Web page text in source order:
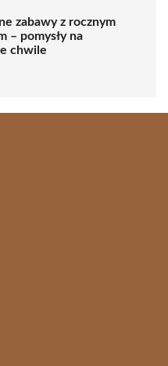
zabawy z rocznym
– pomysły na
chwile